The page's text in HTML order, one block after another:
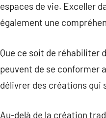
espaces de vie. Exceller
également une
Que ce soit de réhabiliter
peuvent de se conformer
délivrer des créations qui
Au-delà de la création